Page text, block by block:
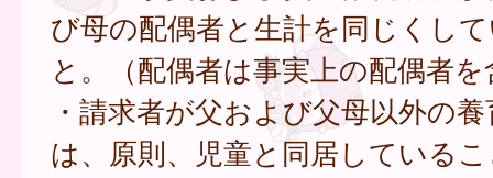
び母の配偶者と生計を同じくし
と。（配偶者は事実上の配偶者
・請求者が父および父母以外の
は、原則、児童と同居している